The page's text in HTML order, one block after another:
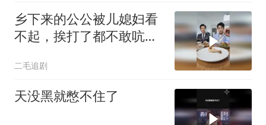
乡下来的公公被儿媳妇看
不起，挨打了都不敢吭
二毛追剧
天没黑就憋不住了